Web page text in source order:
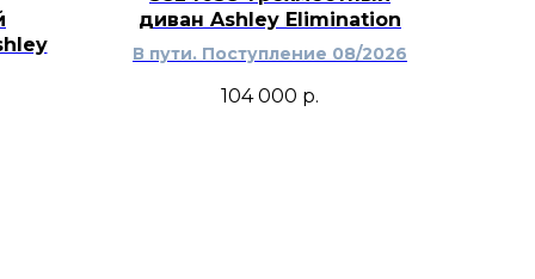
диван Ashley Elimination
В пути. Поступление 08/2026
104 000 р.